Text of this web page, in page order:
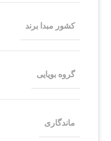
کشور مبدا برند
گروه بویایی
ماندگاری